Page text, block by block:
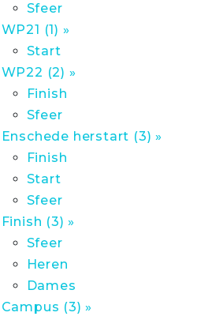
Sfeer
WP21 (1) »
Start
WP22 (2) »
Finish
Sfeer
Enschede herstart (3) »
Finish
Start
Sfeer
Finish (3) »
Sfeer
Heren
Dames
Campus (3) »